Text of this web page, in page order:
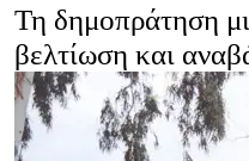
Τη δημοπράτηση
βελτίωση και